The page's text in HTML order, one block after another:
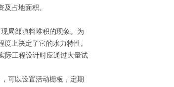
占地面积。
局部填料堆积的现象。为
上决定了它的水力特性。
际工程设计时应通过大量试
可以设置活动栅板，定期